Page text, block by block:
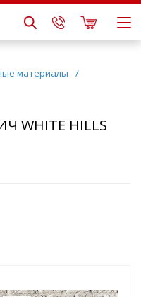
материалы
/
WHITE HILLS